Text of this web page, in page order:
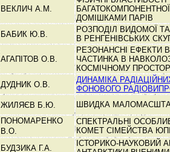
ВЕКЛИЧ А.М.
ДОМІШКАМИ ПАРІВ
БАБИК Ю.В.
РОЗПОДІЛ ВИДОМОЇ
В РЕНГЕНІВСЬКИХ
АГАПІТОВ О.В.
РЕЗОНАНСНІ ЕФЕКТИ
ЧАСТИНКА В
КОСМІЧНОМУ
ДУДНИК О.В.
ДИНАМІКА
ФОНОВОГО
ЖИЛЯЄВ Б.Ю. ШВИДКА
ПОНОМАРЕНКО
В.О.
СПЕКТРАЛЬНІ
КОМЕТ СІМЕЙСТВА
БУДЗИКА Г.А.
ІСТОРИКО-НАУКОВИЙ